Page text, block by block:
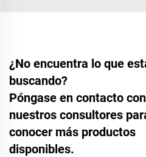
¿No encuentra lo que
buscando?
Póngase en contacto con
nuestros consultores
conocer más productos
disponibles.